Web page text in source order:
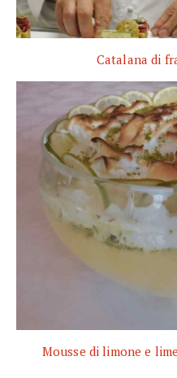
Catalana di
Mousse di limone e